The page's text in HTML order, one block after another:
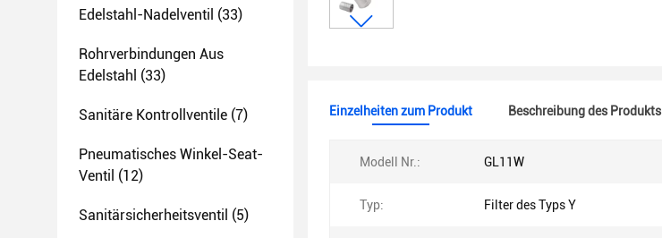
Edelstahl-Nadelventil (33)
Rohrverbindungen Aus
Edelstahl (33)
Sanitäre Kontrollventile (7)
Pneumatisches Winkel-Seat-
Ventil (12)
Sanitärsicherheitsventil (5)
Einzelheiten zum Produkt Beschreibung des Produkts
Modell Nr.: GL11W
Typ: Filter des Typs Y